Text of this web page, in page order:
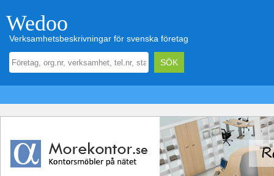
Wedoo
Verksamhetsbeskrivningar för svenska företag